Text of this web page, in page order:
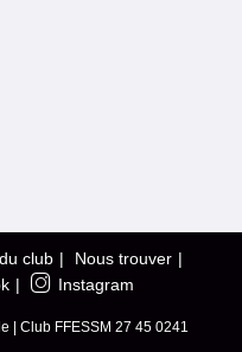
club
Nous trouver
Instagram
| Club FFESSM 27 45 0241